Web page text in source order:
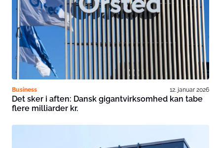
Business 12. januar 2026
Det sker i aften: Dansk gigantvirksomhed kan tabe
flere milliarder kr.